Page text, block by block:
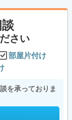
さい
部屋片付け
を承っておりま